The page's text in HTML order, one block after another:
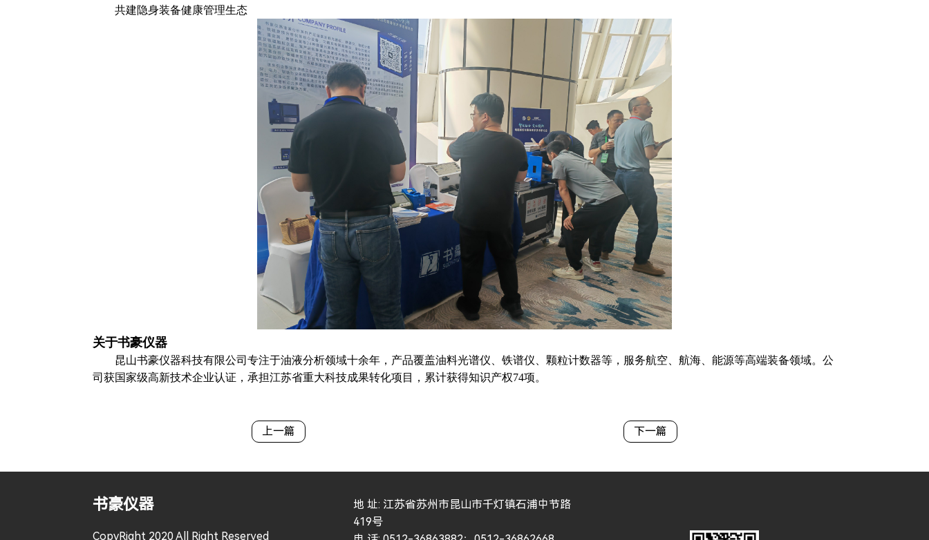
共建隐身装备健康管理生态
关于书豪仪器
昆山书豪仪器科技有限公司专注于油液分析领域十余年，产品覆盖油料光谱仪、铁谱仪、颗粒计数器等，服务航空、航海、能源等高端装备领域。公
司获国家级高新技术企业认证，承担江苏省重大科技成果转化项目，累计获得知识产权74项。
上一篇 下一篇
书豪仪器
CopyRight 2020 All Right Reserved
地 址: 江苏省苏州市昆山市千灯镇石浦中节路
419号